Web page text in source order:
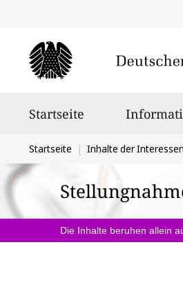
Startseite
Sie
befinden
sich
hier:
Startseite Inhalte der
Die Inhalte beruhen allein